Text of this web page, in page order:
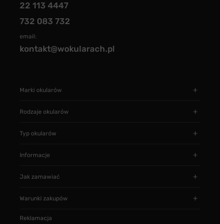
22 113 4447
732 083 732
email:
kontakt@wokularach.pl
Marki okularów
Rodzaje okularów
Typ okularów
Informacje
Jak zamawiać
Warunki zakupów
Reklamacja